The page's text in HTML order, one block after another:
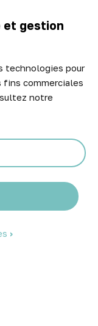
et gestion
technologies pour
fins commerciales
notre
de nos meilleurs
réservés